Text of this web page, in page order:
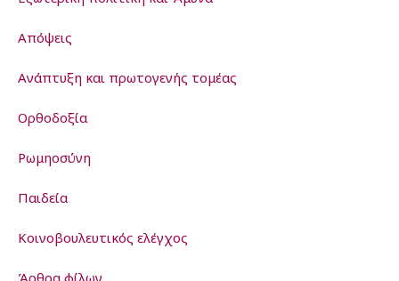
Απόψεις
Ανάπτυξη και πρωτογενής τομέας
Ορθοδοξία
Ρωμηοσύνη
Παιδεία
Kοινοβουλευτικός ελέγχος